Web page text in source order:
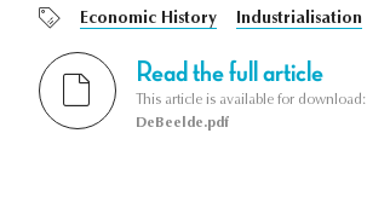
Economic History Industrialisation
Read the full article
This article is available for download:
DeBeelde.pdf